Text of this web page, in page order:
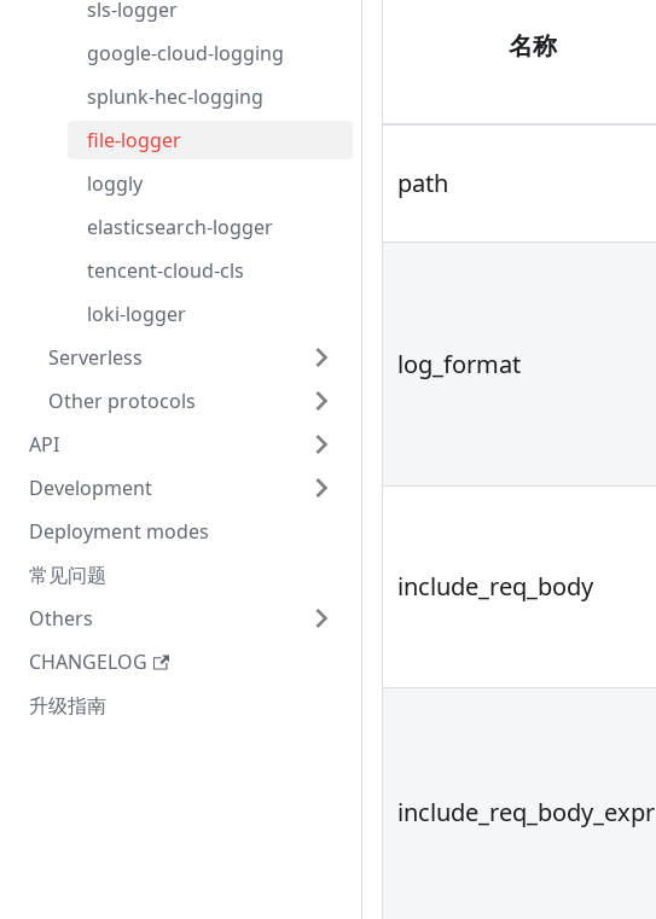
sls-logger
google-cloud-logging
splunk-hec-logging
file-logger
loggly
elasticsearch-logger
tencent-cloud-cls
loki-logger
Serverless
Other protocols
API
Development
Deployment modes
常见问题
Others
CHANGELOG
升级指南
名称
path
log_format
include_req_body
include_req_body_expr